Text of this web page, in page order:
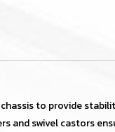
to provide
and swivel castors